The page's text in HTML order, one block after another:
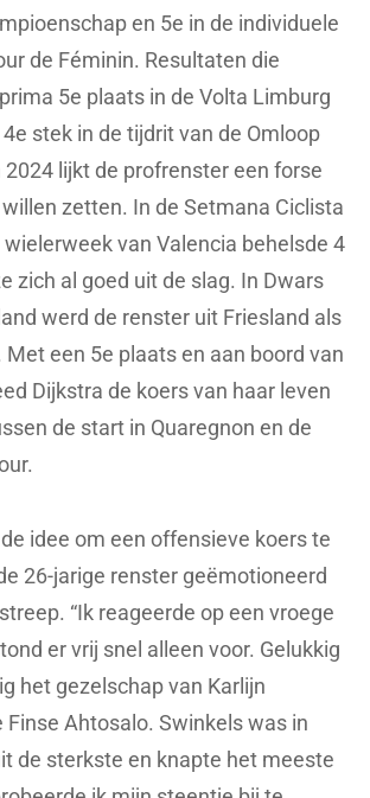
en 5e in de individuele
de Féminin. Resultaten die
5e plaats in de Volta Limburg
stek in de tijdrit van de Omloop
2024 lijkt de profrenster een forse
zetten. In de Setmana Ciclista
van Valencia behelsde 4
zich al goed uit de slag. In Dwars
werd de renster uit Friesland als
een 5e plaats en aan boord van
Dijkstra de koers van haar leven
de start in Quaregnon en de
idee om een offensieve koers te
26-jarige renster geëmotioneerd
“Ik reageerde op een vroege
er vrij snel alleen voor. Gelukkig
het gezelschap van Karlijn
Finse Ahtosalo. Swinkels was in
de sterkste en knapte het meeste